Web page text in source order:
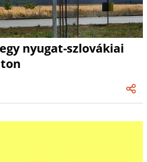
nyugat-szlovákiai